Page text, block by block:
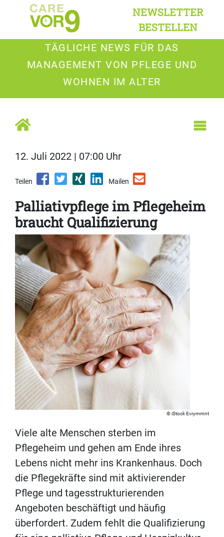
NEWSLETTER
BESTELLEN
TÄGLICHE NEWS FÜR DAS
MANAGEMENT VON PFLEGE UND
WOHNEN IM ALTER
12. Juli 2022 | 07:00 Uhr
Teilen Mailen
Palliativpflege im Pflegeheim
braucht Qualifizierung
iStock Evrymmnt
Viele alte Menschen sterben im
Pflegeheim und gehen am Ende ihres
Lebens nicht mehr ins Krankenhaus. Doch
die Pflegekräfte sind mit aktivierender
Pflege und tagesstrukturierenden
Angeboten beschäftigt und häufig
überfordert. Zudem fehlt die Qualifizierung